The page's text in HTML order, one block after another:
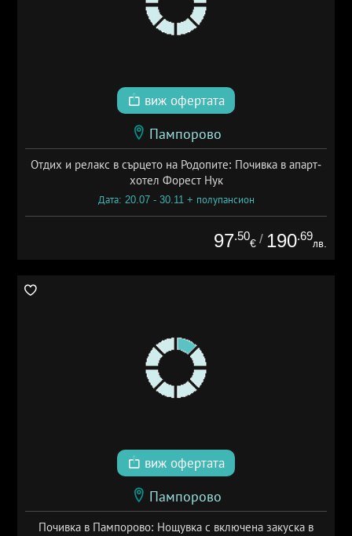
виж офертата
Пампорово
Отдих и релакс в сърцето на Родопите: Почивка в апарт-
хотел Форест Нук
Дата: 20.07 - 30.11 + полупансион
97.50
€ / 190.69
лв.
виж офертата
Пампорово
Почивка в Пампорово: Нощувка с включена закуска в